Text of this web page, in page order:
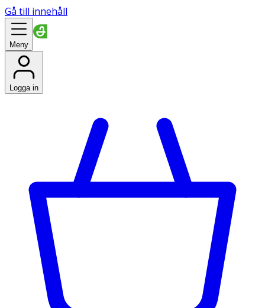
Gå till innehåll
Meny
Logga in